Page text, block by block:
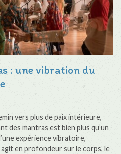
: une vibration du
vers plus de paix intérieure,
des mantras est bien plus qu’un
expérience vibratoire,
en profondeur sur le corps, le